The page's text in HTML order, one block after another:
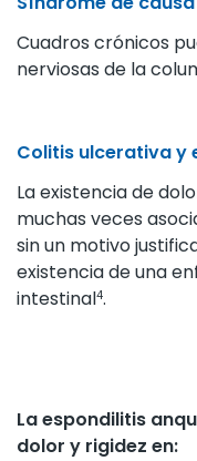
Cuadros crónicos
nerviosas de la
Colitis ulcerativa y
La existencia de
muchas veces
sin un moti­vo
existencia de una
intestinal4.
La espondilitis
dolor y rigidez en: